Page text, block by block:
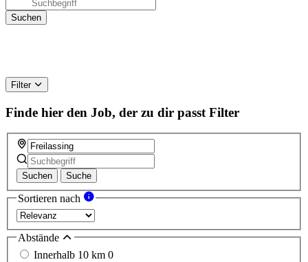
Filter
Finde hier den Job, der zu dir passt Filter
Suchen Suche
Sortieren nach
Abstände
Innerhalb 10 km 0